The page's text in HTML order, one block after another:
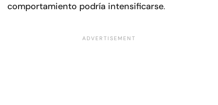
comportamiento podría intensificarse.